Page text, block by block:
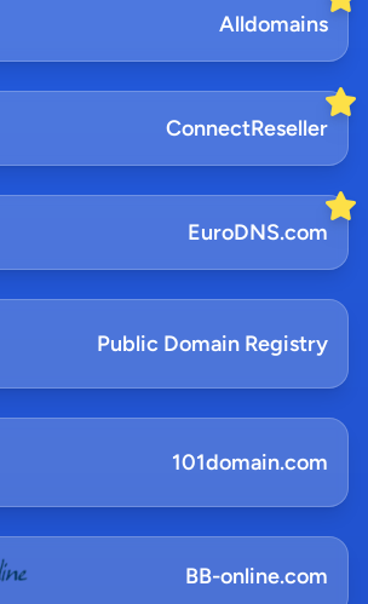
Alldomains
ConnectReseller
EuroDNS.com
Public Domain Registry
101domain.com
BB-online.com